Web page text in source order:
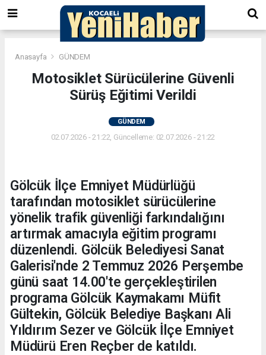
Anasayfa GÜNDEM
Motosiklet Sürücülerine Güvenli
Sürüş Eğitimi Verildi
GÜNDEM
02.07.2026 - 21:22, Güncelleme: 02.07.2026 - 21:22
Gölcük İlçe Emniyet Müdürlüğü
tarafından motosiklet sürücülerine
yönelik trafik güvenliği farkındalığını
artırmak amacıyla eğitim programı
düzenlendi. Gölcük Belediyesi Sanat
Galerisi'nde 2 Temmuz 2026 Perşembe
günü saat 14.00'te gerçekleştirilen
programa Gölcük Kaymakamı Müfit
Gültekin, Gölcük Belediye Başkanı Ali
Yıldırım Sezer ve Gölcük İlçe Emniyet
Müdürü Eren Reçber de katıldı.